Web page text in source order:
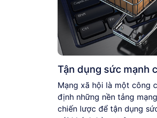
Tận dụng sức mạnh
Mạng xã hội là một công
định những nền tảng
chiến lược để tận dụng